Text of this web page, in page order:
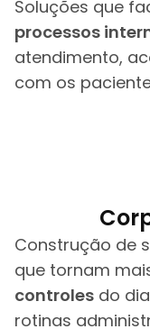
Soluções que
processos
atendimento,
com os
Construção de
que tornam
controles do
rotinas